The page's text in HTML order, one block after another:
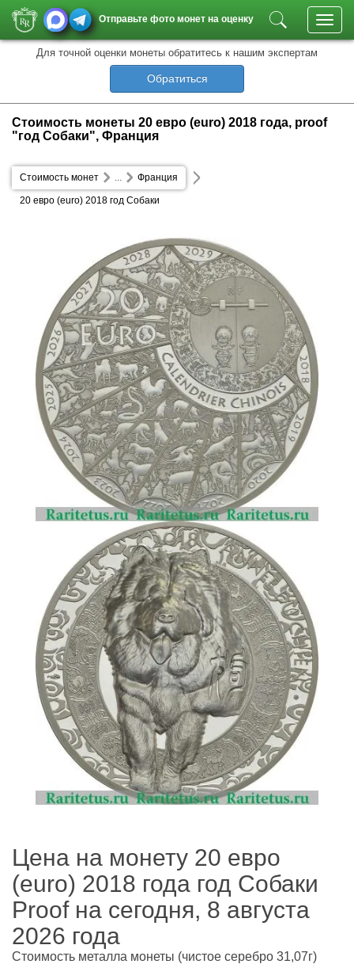
Отправьте фото монет на оценку
Для точной оценки монеты обратитесь к нашим экспертам
Обратиться
Стоимость монеты 20 евро (euro) 2018 года, proof
"год Собаки", Франция
Стоимость монет Франция
...
20 евро (euro) 2018 год Собаки
Цена на монету 20 евро
(euro) 2018 года год Собаки
Proof на сегодня, 8 августа
2026 года
Стоимость металла монеты (чистое серебро 31,07г)